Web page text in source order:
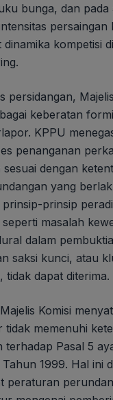
bunga, dan pada
persaingan
dinamika kompetisi
persidangan,
keberatan
KPPU
penanganan
sesuai dengan
yang
prinsip
masalah
dalam
saksi kunci, atau
tidak dapat diterima.
Komisi
tidak memenuhi
terhadap Pasal 5
1999. Hal ini
peraturan